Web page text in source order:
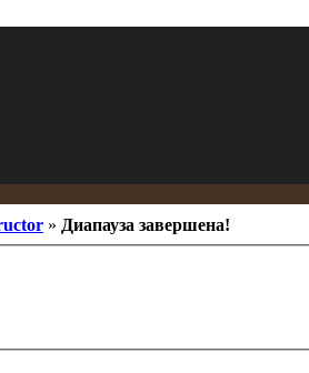
» Диапауза завершена!